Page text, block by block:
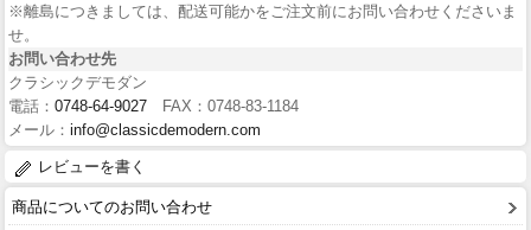
※離島につきましては、配送可能かをご注文前にお問い合わせくださいま
せ。
お問い合わせ先
クラシックデモダン
電話： 0748-64-9027 FAX：0748-83-1184
メール： info@classicdemodern.com
レビューを書く
商品についてのお問い合わせ